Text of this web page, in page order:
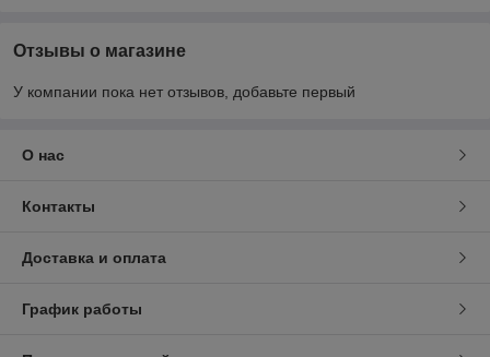
Отзывы о магазине
У компании пока нет отзывов, добавьте первый
О нас
Контакты
Доставка и оплата
График работы